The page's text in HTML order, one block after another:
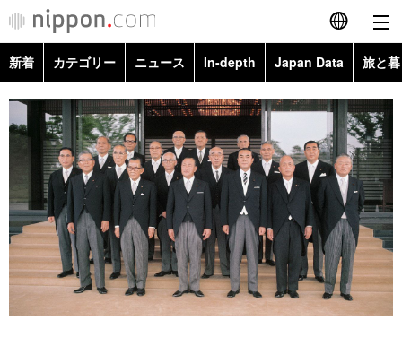
English
简体字
繁體字
Français
Español
العربية
カテゴリー
政治・外交
経済・ビジネス
ニュース
トップ
In-depth
新着 カテゴリー ニュース In-depth Japan Data 旅と
政治・外交
経済・ビジネス
国際・海外
社会
文化
Topics
Images
People
東京
お知らせ